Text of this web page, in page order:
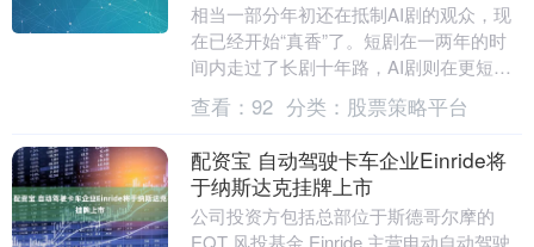
相当一部分年初还在抵制AI剧的观众，现
在已经开始“真香”了。短剧在一两年的时
间内走过了长剧十年路，AI剧则在更短的
时间里掀起新的洗牌。到当下这个节点，
AI短剧已....
查看： 92 分类： 股票策略平台
配资宝 自动驾驶卡车企业Einride将
于纳斯达克挂牌上市
公司投资方包括总部位于斯德哥尔摩的
EQT 风投基金 Einride 主营电动自动驾驶